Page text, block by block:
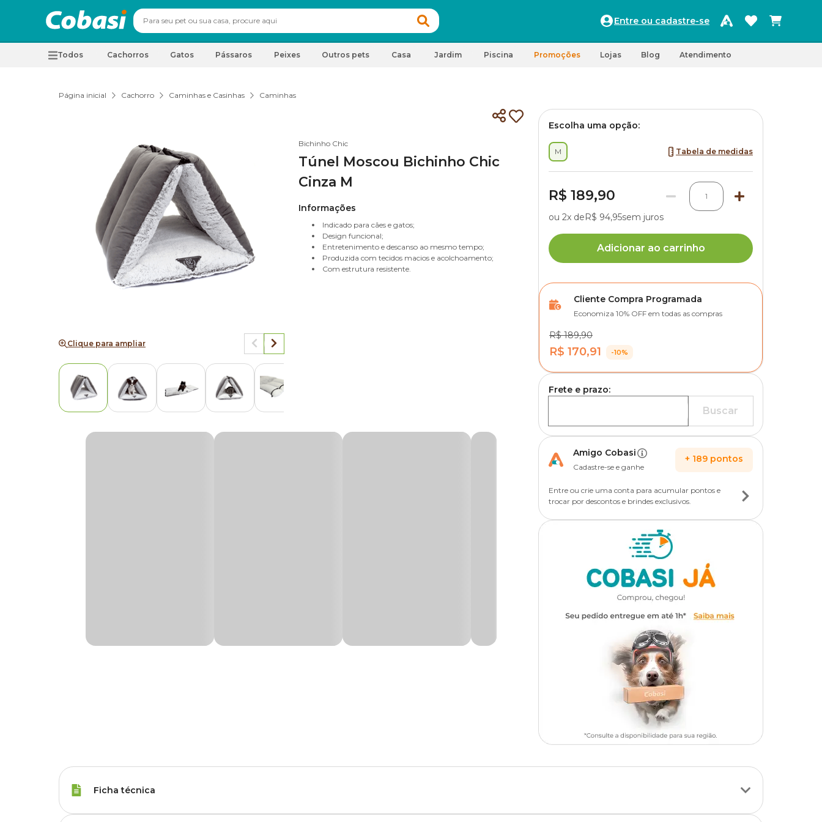
Entre ou cadastre-se
Todos Cachorros Gatos Pássaros Peixes Outros pets Casa Jardim Piscina Promoções Lojas Blog Atendimento
Página inicial Cachorro Caminhas e Casinhas Caminhas
Clique para ampliar
Bichinho Chic
Túnel Moscou Bichinho Chic
Cinza M
Informações
Indicado para cães e gatos;
Design funcional;
Entretenimento e descanso ao mesmo tempo;
Produzida com tecidos macios e acolchoamento;
Com estrutura resistente.
Escolha uma opção:
M Tabela de medidas
R$ 189,90 1
ou 2x deR$ 94,95sem juros
Adicionar ao carrinho
Cliente Compra Programada
Economiza 10% OFF em todas as compras
R$ 189,90
R$ 170,91 -10%
Frete e prazo:
Buscar
Amigo Cobasi
Cadastre-se e ganhe
+ 189 pontos
Entre ou crie uma conta para acumular pontos e
trocar por descontos e brindes exclusivos.
Ficha técnica